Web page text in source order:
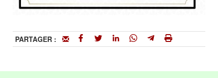
PARTAGER :